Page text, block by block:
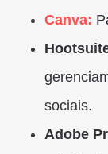
Canva:
sociais.
Adobe